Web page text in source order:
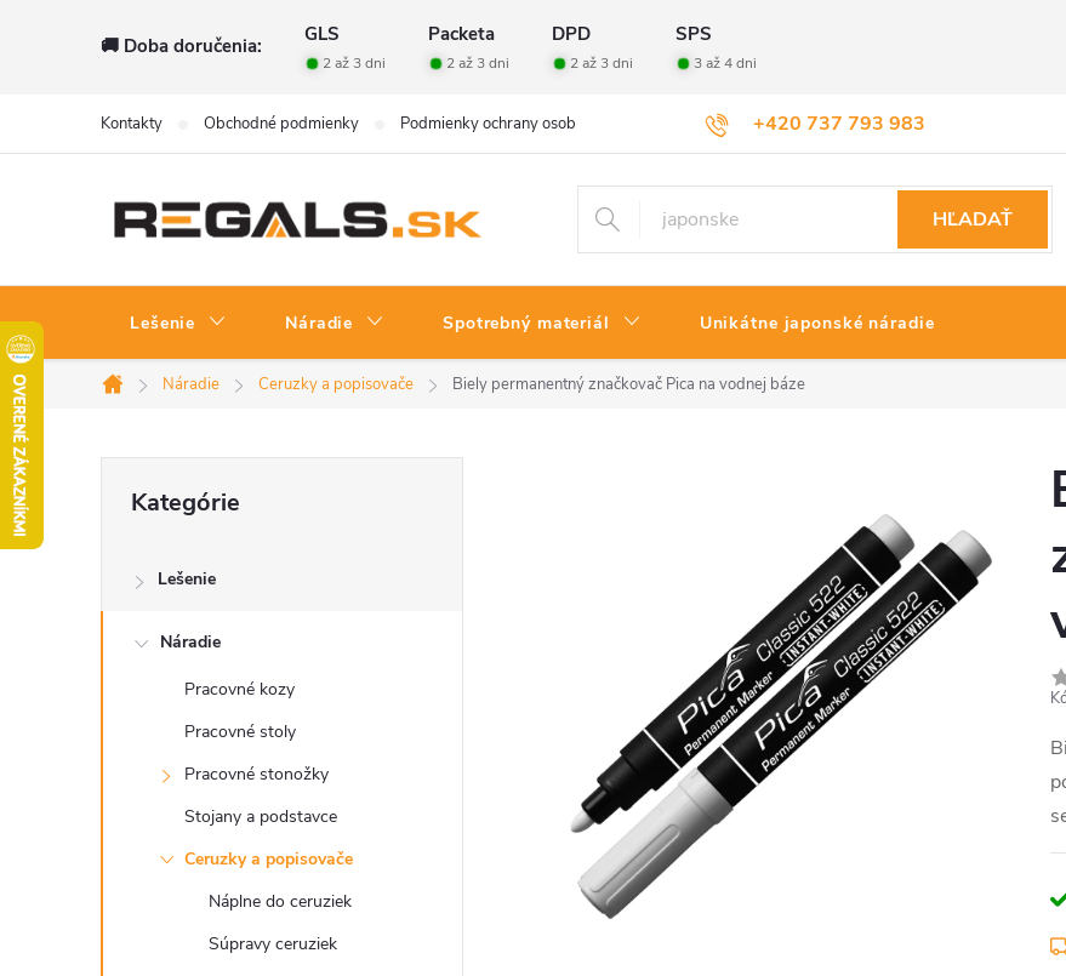
🚚 Doba doručenia: GLS Packeta DPD SPS
2 až 3 dni 2 až 3 dni 2 až 3 dni 3 až 4 dni
+420 737 793 983
Kontakty Obchodné podmienky Podmienky ochrany osobných údajov Veľkoobchod Vrátenie tovaru
HĽADAŤ
Lešenie Náradie Spotrebný materiál Unikátne japonské náradie
Domov
Náradie Ceruzky a popisovače Biely permanentný značkovač Pica na vodnej báze
č
kategórie
Kategórie
Lešenie
Náradie
Pracovné kozy
Pracovné stoly
Pracovné stonožky
Stojany a podstavce
Ceruzky a popisovače
Náplne do ceruziek
Súpravy ceruziek